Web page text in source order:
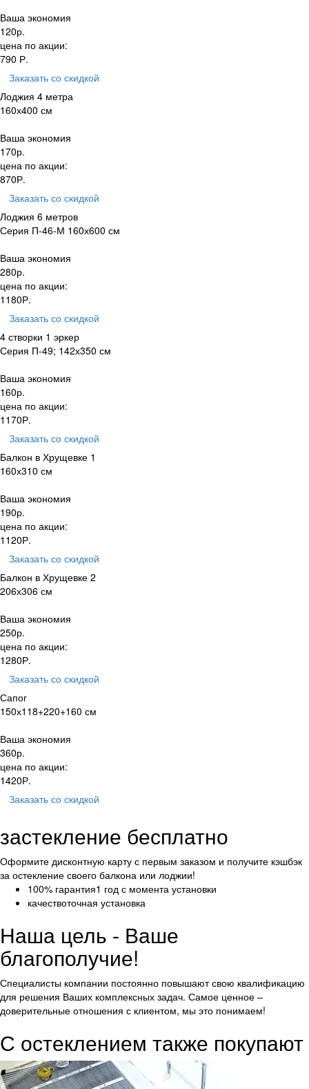
Ваша экономия
120р.
цена по акции:
790 Р.
Заказать со скидкой
Лоджия 4 метра
160х400 см
Ваша экономия
170р.
цена по акции:
870Р.
Заказать со скидкой
Лоджия 6 метров
Серия П-46-М 160х600 см
Ваша экономия
280р.
цена по акции:
1180Р.
Заказать со скидкой
4 створки 1 эркер
Серия П-49; 142х350 см
Ваша экономия
160р.
цена по акции:
1170Р.
Заказать со скидкой
Балкон в Хрущевке 1
160х310 см
Ваша экономия
190р.
цена по акции:
1120Р.
Заказать со скидкой
Балкон в Хрущевке 2
206х306 см
Ваша экономия
250р.
цена по акции:
1280Р.
Заказать со скидкой
Сапог
150х118+220+160 см
Ваша экономия
360р.
цена по акции:
1420Р.
Заказать со скидкой
застекление бесплатно
Оформите дисконтную карту с первым заказом и получите кэшбэк
за остекление своего балкона или лоджии!
100% гарантия1 год с момента установки
качествоточная установка
Наша цель - Ваше
благополучие!
Специалисты компании постоянно повышают свою квалификацию
для решения Ваших комплексных задач. Самое ценное –
доверительные отношения с клиентом, мы это понимаем!
С остеклением также покупают